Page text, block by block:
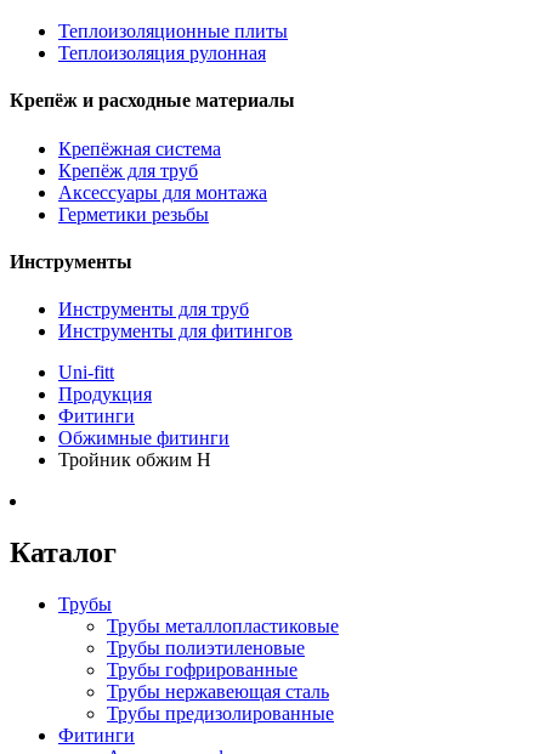
Теплоизоляционные плиты
Теплоизоляция рулонная
Крепёж и расходные материалы
Крепёжная система
Крепёж для труб
Аксессуары для монтажа
Герметики резьбы
Инструменты
Инструменты для труб
Инструменты для фитингов
Uni-fitt
Продукция
Фитинги
Обжимные фитинги
Тройник обжим Н
Каталог
Трубы
Трубы металлопластиковые
Трубы полиэтиленовые
Трубы гофрированные
Трубы нержавеющая сталь
Трубы предизолированные
Фитинги